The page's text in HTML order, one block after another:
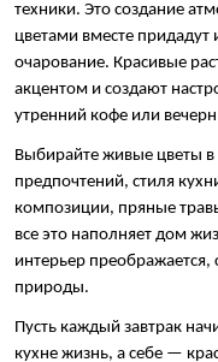
техники. Это создание
цветами вместе придадут
очарование. Красивые
акцентом и создают
утренний кофе или
Выбирайте живые цветы в
предпочтений, стиля
композиции, пряные
все это наполняет дом
интерьер преображается,
природы.
Пусть каждый завтрак
кухне жизнь, а себе —